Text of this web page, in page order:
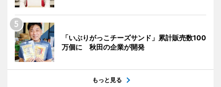
「いぶりがっこチーズサンド」累計販売数100
万個に 秋田の企業が開発
もっと見る